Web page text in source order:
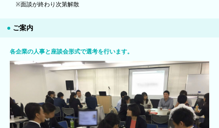
※面談が終わり次第解散
ご案内
各企業の人事と座談会形式で選考を行います。